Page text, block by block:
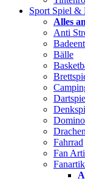
Sport Spiel &
Alles
Anti
Bälle
Domino
Drachen
Fahrrad
Fan